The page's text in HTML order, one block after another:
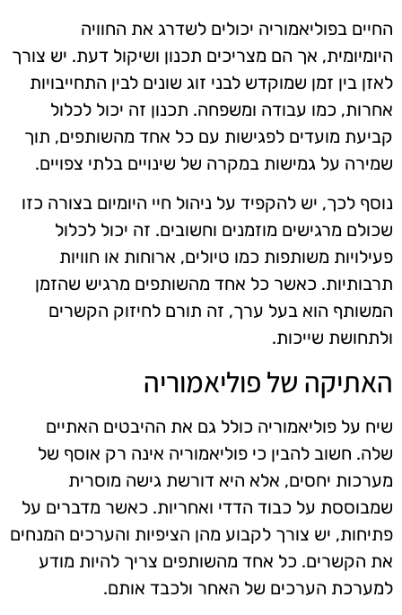
החיים בפוליאמוריה יכולים לשדרג את החוויה
היומיומית, אך הם מצריכים תכנון ושיקול דעת. יש צורך
לאזן בין זמן שמוקדש לבני זוג שונים לבין התחייבויות
אחרות, כמו עבודה ומשפחה. תכנון זה יכול לכלול
קביעת מועדים לפגישות עם כל אחד מהשותפים, תוך
שמירה על גמישות במקרה של שינויים בלתי צפויים.
נוסף לכך, יש להקפיד על ניהול חיי היומיום בצורה כזו
שכולם מרגישים מוזמנים וחשובים. זה יכול לכלול
פעילויות משותפות כמו טיולים, ארוחות או חוויות
תרבותיות. כאשר כל אחד מהשותפים מרגיש שהזמן
המשותף הוא בעל ערך, זה תורם לחיזוק הקשרים
ולתחושת שייכות.
האתיקה של פוליאמוריה
שיח על פוליאמוריה כולל גם את ההיבטים האתיים
שלה. חשוב להבין כי פוליאמוריה אינה רק אוסף של
מערכות יחסים, אלא היא דורשת גישה מוסרית
שמבוססת על כבוד הדדי ואחריות. כאשר מדברים על
פתיחות, יש צורך לקבוע מהן הציפיות והערכים המנחים
את הקשרים. כל אחד מהשותפים צריך להיות מודע
למערכת הערכים של האחר ולכבד אותם.